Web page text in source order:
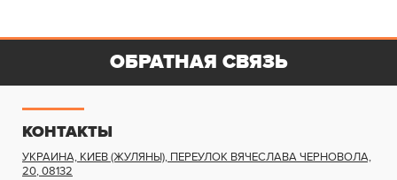
КОНТАКТЫ
УКРАИНА, КИЕВ (ЖУЛЯНЫ), ПЕРЕУЛОК ВЯЧЕСЛАВА ЧЕРНОВОЛА,
20,08132
ОБРАТНАЯ СВЯЗЬ